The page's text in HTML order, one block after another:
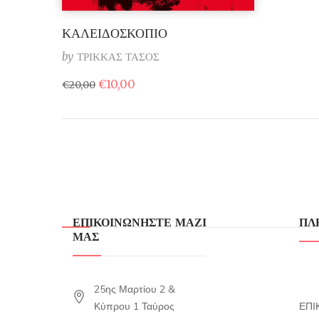
ΚΑΛΕΙΔΟΣΚΟΠΙΟ
by ΤΡΙΚΚΑΣ ΤΑΣΟΣ
€20,00 Original
price
€20,00.
€10,00
είναι:
ΕΠΙΚΟΙΝΩΝΗΣΤΕ ΜΑΖΙ
ΜΑΣ
25ης Μαρτίου 2 &
Κύπρου 1 Ταύρος